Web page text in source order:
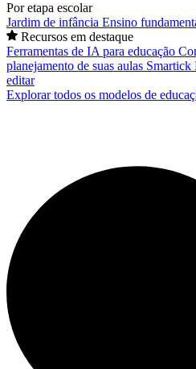
Por etapa escolar
Jardim de infância Ensino
Recursos em destaque
Ferramentas de IA para educação
planejamento de suas aulas Smartick
editar
Explorar todos os modelos de